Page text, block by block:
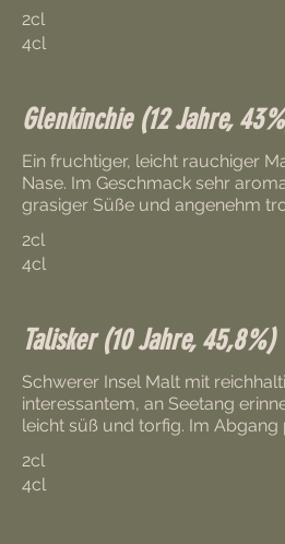
2cl
4cl
Glenkinchie (12 Jahre,
Ein fruchtiger, leicht rauchiger
Nase. Im Geschmack sehr
grasiger Süße und angenehm
2cl
4cl
Talisker (10 Jahre, 45,8%)
Schwerer Insel Malt mit
interessantem, an Seetang
leicht süß und torfig. Im Abgang
2cl
4cl